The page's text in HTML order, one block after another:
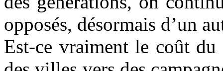
opposés, désormais d’un
Est-ce vraiment le coût